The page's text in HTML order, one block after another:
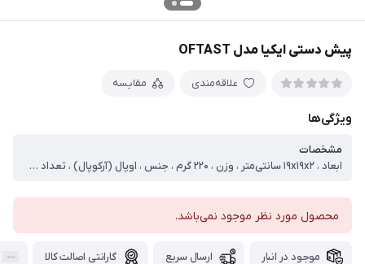
پیش دستی ایکیا مدل OFTAST
علاقه‌مندی مقایسه
ویژگی‌ها
مشخصات
ابعاد ، ۱۹x۱۹x۲ سانتی‌متر ، وزن ، ۲۲۰ گرم ، جنس ، اوپال (آرکوپال) ، تعداد تکه ، 6 ، قابلیت شست‌وشو ، با دست ، با ماشین ظرف‌شویی
محصول مورد نظر موجود نمی‌باشد.
موجود در انبار ارسال سریع گارانتی اصالت کالا